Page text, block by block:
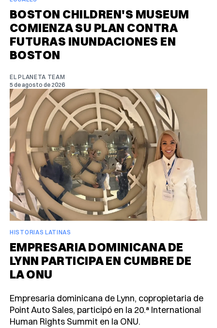
BOSTON CHILDREN'S MUSEUM
COMIENZA SU PLAN CONTRA
FUTURAS INUNDACIONES EN
BOSTON
EL PLANETA TEAM
5 de agosto de 2026
HISTORIAS LATINAS
EMPRESARIA DOMINICANA DE
LYNN PARTICIPA EN CUMBRE DE
LA ONU
Empresaria dominicana de Lynn, copropietaria de
Point Auto Sales, participó en la 20.ª International
Human Rights Summit en la ONU.